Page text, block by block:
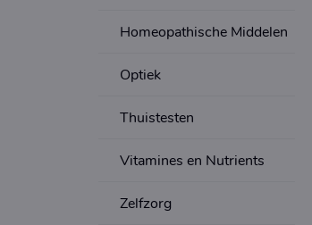
Homeopathische Middelen
Optiek
Thuistesten
Vitamines en Nutrients
Zelfzorg